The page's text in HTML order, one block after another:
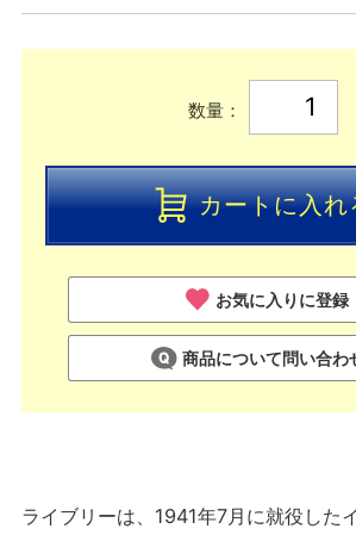
数量：
カートに入れ
お気に入りに登録
商品について問い合わ
ライブリーは、1941年7月に就役した